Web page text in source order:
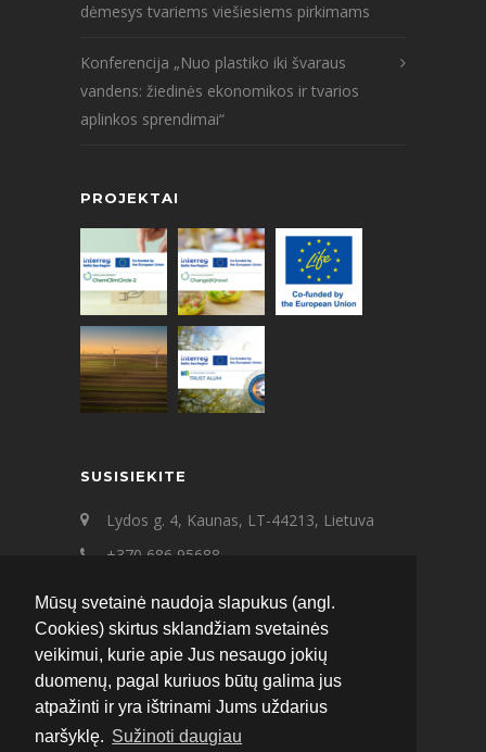
Mūsų svetainė naudoja slapukus (angl.
Cookies) skirtus sklandžiam svetainės
veikimui, kurie apie Jus nesaugo jokių
duomenų, pagal kuriuos būtų galima jus
atpažinti ir yra ištrinami Jums uždarius
naršyklę. Sužinoti daugiau
dėmesys tvariems viešiesiems pirkimams
Konferencija „Nuo plastiko iki švaraus
vandens: žiedinės ekonomikos ir tvarios
aplinkos sprendimai“
PROJEKTAI
SUSISIEKITE
Lydos g. 4, Kaunas, LT-44213, Lietuva
+370 686 95688
ecat@ecat.lt
Facebook
Instagram
LinkedIn